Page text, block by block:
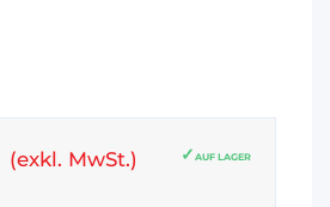
AUF LAGER
(exkl. MwSt.)